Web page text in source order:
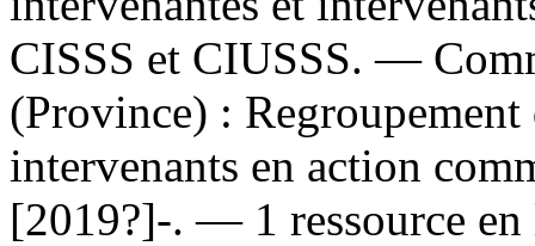
CISSS et CIUSSS. —
(Province) : Regroupement
intervenants en action
[2019?]-. — 1 ressource